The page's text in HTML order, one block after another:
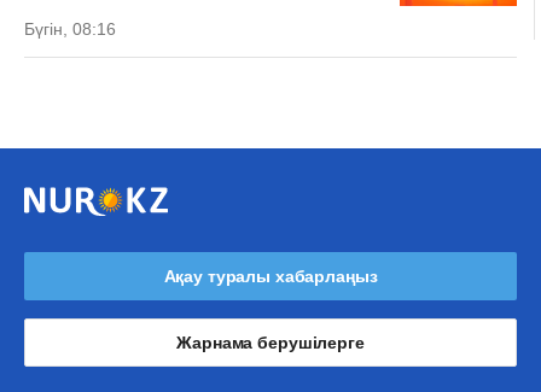
Бүгін, 08:16
Ақау туралы хабарлаңыз
Жарнама берушілерге